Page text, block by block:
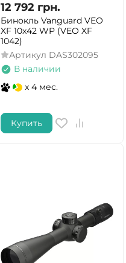
12 792 грн.
Бинокль Vanguard VEO
XF 10x42 WP (VEO XF
1042)
Артикул DAS302095
В наличии
x 4 мес.
Купить